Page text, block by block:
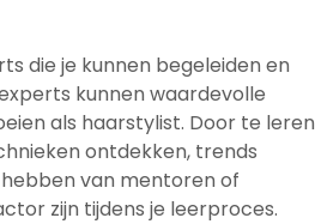
die je kunnen begeleiden en
kunnen waardevolle
als haarstylist. Door te leren
ontdekken, trends
van mentoren of
zijn tijdens je leerproces.